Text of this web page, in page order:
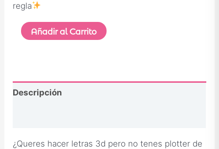
regla
Añadir al Carrito
Descripción
¿Queres hacer letras 3d pero no tenes plotter de